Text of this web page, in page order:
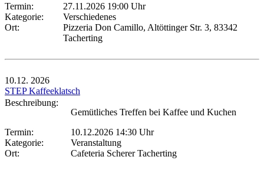
Termin:
27.11.2026 19:00 Uhr
Kategorie:
Verschiedenes
Ort:
Pizzeria Don Camillo, Altöttinger Str. 3, 83342
Tacherting
10.12. 2026
STEP Kaffeeklatsch
Beschreibung:
Gemütliches Treffen bei Kaffee und Kuchen
Termin:
10.12.2026 14:30 Uhr
Kategorie:
Veranstaltung
Ort:
Cafeteria Scherer Tacherting